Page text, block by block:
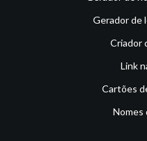
Gerador de
Criador
Link
Cartões
Nomes